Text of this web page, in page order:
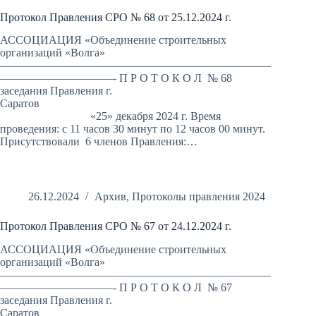
Протокол Правления СРО № 68 от 25.12.2024 г.
АССОЦИАЦИЯ «Объединение строительных
организаций «Волга»
————————————————————————
——————————- П Р О Т О К О Л № 68
заседания Правления г.
Саратов
«25» декабря 2024 г. Время
проведения: с 11 часов 30 минут по 12 часов 00 минут.
Присутствовали 6 членов Правления:…
26.12.2024 Архив, Протоколы правления 2024
Протокол Правления СРО № 67 от 24.12.2024 г.
АССОЦИАЦИЯ «Объединение строительных
организаций «Волга»
————————————————————————
——————————- П Р О Т О К О Л № 67
заседания Правления г.
Саратов